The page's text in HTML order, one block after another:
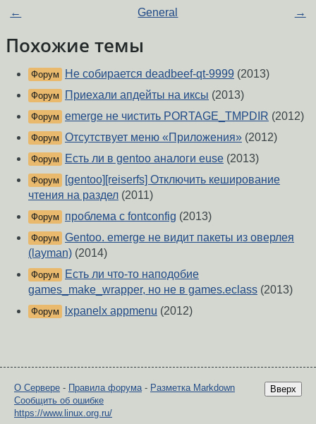
← General →
Похожие темы
Форум Не собирается deadbeef-qt-9999 (2013)
Форум Приехали апдейты на иксы (2013)
Форум emerge не чистить PORTAGE_TMPDIR (2012)
Форум Отсутствует меню «Приложения» (2012)
Форум Есть ли в gentoo аналоги euse (2013)
Форум
[gentoo][reiserfs] Отключить кеширование
чтения на раздел (2011)
Форум проблема с fontconfig (2013)
Форум Gentoo. emerge не видит пакеты из оверлея
(layman) (2014)
Форум
Есть ли что-то наподобие
games_make_wrapper, но не в games.eclass (2013)
Форум lxpanelx appmenu (2012)
Вверх
О Сервере - Правила форума- Разметка Markdown
Сообщить об ошибке
https://www.linux.org.ru/